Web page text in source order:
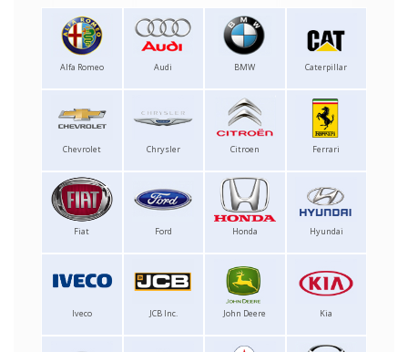
Alfa Romeo Audi BMW Caterpillar
Chevrolet Chrysler Citroen Ferrari
Fiat Ford Honda Hyundai
Iveco JCB Inc. John Deere Kia